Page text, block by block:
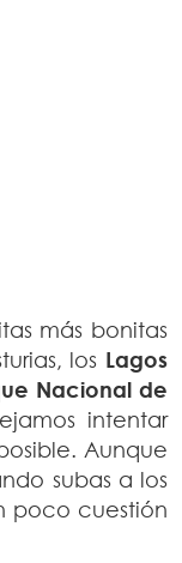
más bonitas
los Lagos
Nacional de
intentar
Aunque
subas a los
poco cuestión